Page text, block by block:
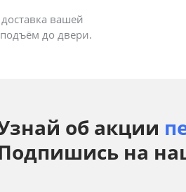
вашей
до двери.
об акции
на